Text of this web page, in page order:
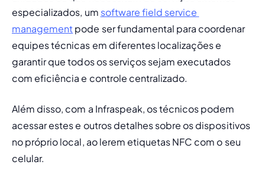
especializados, um software field service
management pode ser fundamental para coordenar
equipes técnicas em diferentes localizações e
garantir que todos os serviços sejam executados
com eficiência e controle centralizado.
Além disso, com a Infraspeak, os técnicos podem
acessar estes e outros detalhes sobre os dispositivos
no próprio local, ao lerem etiquetas NFC com o seu
celular.